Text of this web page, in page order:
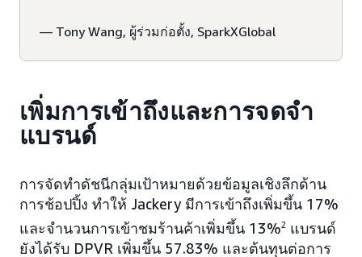
— Tony Wang, ผู้ร่วมก่อตั้ง, SparkXGlobal
เพิ่มการเข้าถึงและการจดจำ
แบรนด์
การจัดทำดัชนีกลุ่มเป้าหมายด้วยข้อมูลเชิงลึกด้าน
การช้อปปิ้ง ทำให้ Jackery มีการเข้าถึงเพิ่มขึ้น 17%
และจำนวนการเข้าชมร้านค้าเพิ่มขึ้น 13%2 แบรนด์
ยังได้รับ DPVR เพิ่มขึ้น 57.83% และต้นทุนต่อการ